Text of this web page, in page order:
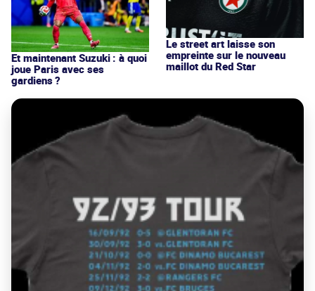
Et maintenant Suzuki : à quoi
joue Paris avec ses
gardiens ?
Le street art laisse son
empreinte sur le nouveau
maillot du Red Star